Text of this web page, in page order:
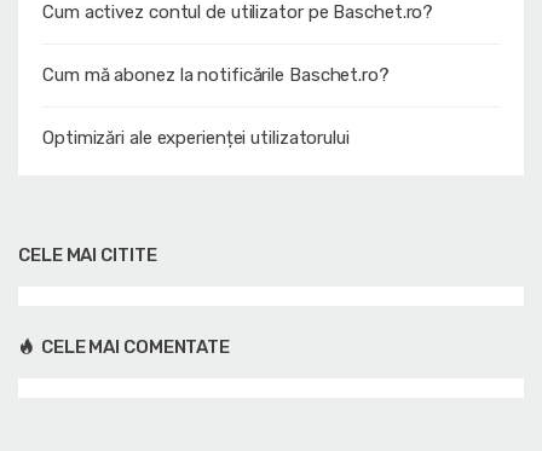
Cum activez contul de utilizator pe Baschet.ro?
Cum mă abonez la notificările Baschet.ro?
Optimizări ale experienței utilizatorului
CELE MAI CITITE
CELE MAI COMENTATE